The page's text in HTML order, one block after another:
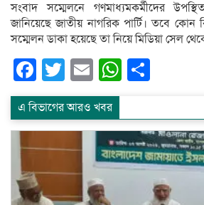
সংবাদ সম্মেলনে গণমাধ্যমকর্মীদের
জানিয়েছে জাতীয় নাগরিক পার্টি। তবে
সম্মেলন ডাকা হয়েছে তা নিয়ে মিডিয়া সেল
Facebook
Twitter
Email
এ বিভাগের আরও খবর